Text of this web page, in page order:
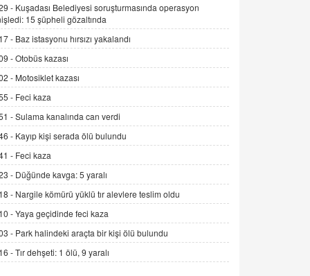
İNCİ GÜL AKÖL
Trump Keşke Adana'yı da Ziyaret Etse...
06.07.2026 13:00
ADEM AKÖL
Esed Destekçilerinin Yüzüne Vurulan
Şamar: Sednaya
11.12.2024 12:30
DR. EKREM ASLAN
Gerçek Ne, Algı Ne? "Beraber
Yürüyoruz" Cümlesinin Peşinden
19.07.2025 12:45
GÖNÜL MENEKŞE
Şifacının Yolu
04.11.2025 12:56
- Kuşadası Belediyesi soruşturmasında operasyon
15 şüpheli gözaltında
- Baz istasyonu hırsızı yakalandı
-Otobüs kazası
- Motosiklet kazası
- Feci kaza
-Sulama kanalında can verdi
- Kayıp kişi serada ölü bulundu
- Feci kaza
- Düğünde kavga: 5 yaralı
- Nargile kömürü yüklü tır alevlere teslim oldu
-Yaya geçidinde feci kaza
- Park halindeki araçta bir kişi ölü bulundu
-Tır dehşeti: 1 ölü, 9 yaralı